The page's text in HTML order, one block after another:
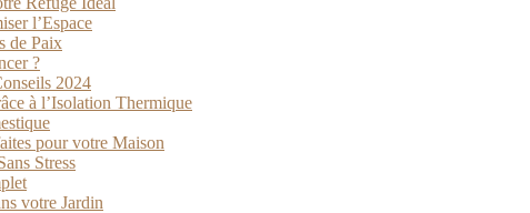
l’Espace
de Paix
?
2024
à l’Isolation Thermique
pour votre Maison
Stress
votre Jardin